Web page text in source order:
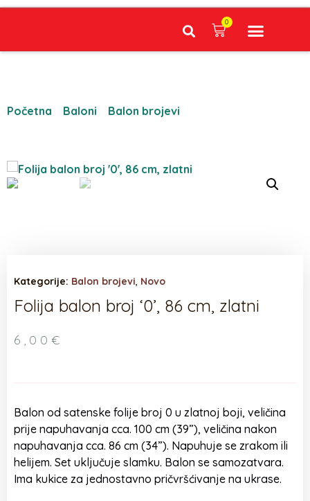
0
Početna Baloni Balon brojevi
Kategorije: Balon brojevi Novo
Folija balon broj ‘0’, 86 cm, zlatni
6,00 €
Balon od satenske folije broj 0 u zlatnoj boji, veličina
prije napuhavanja cca. 100 cm (39”), veličina nakon
napuhavanja cca. 86 cm (34”). Napuhuje se zrakom ili
helijem. Set uključuje slamku. Balon se samozatvara.
Ima kukice za jednostavno pričvršćivanje na ukrase.